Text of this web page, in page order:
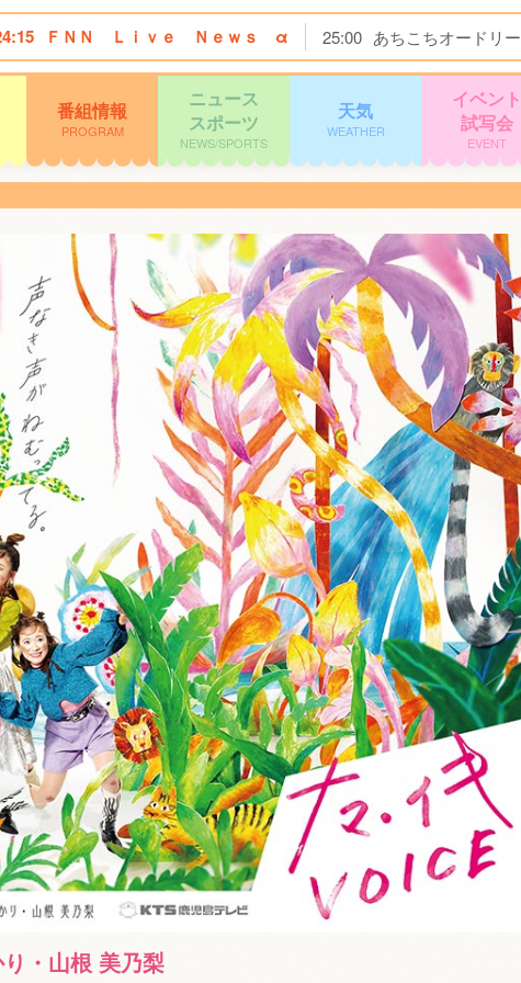
ＦＮＮ Ｌｉｖｅ Ｎｅｗｓ α 25:00 あちこちオードリー
番組情報
PROGRAM
ニュース
スポーツ
NEWS/SPORTS
天気
WEATHER
イベント
試写会
EVENT
・山根 美乃梨